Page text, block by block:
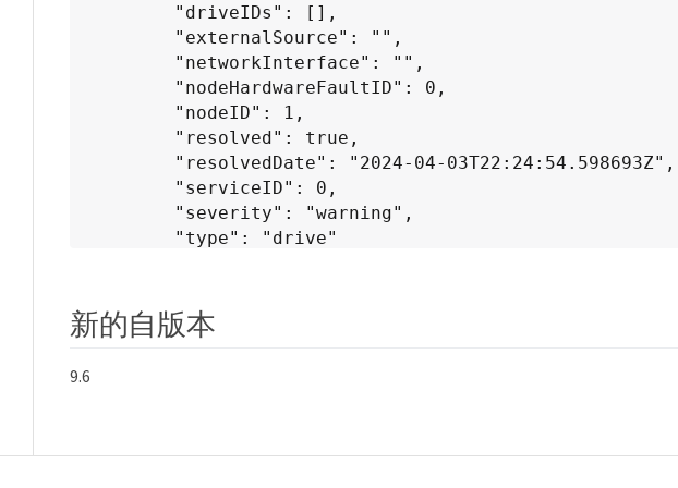
        "clusterFaultID": 9,
        "code": "disconnectedClusterPair",
        "date": "2016-04-26T20:40:08.736597Z",
pairing the clusters. Disconnected Cluster Pairs: [].
新的自版本
9.6